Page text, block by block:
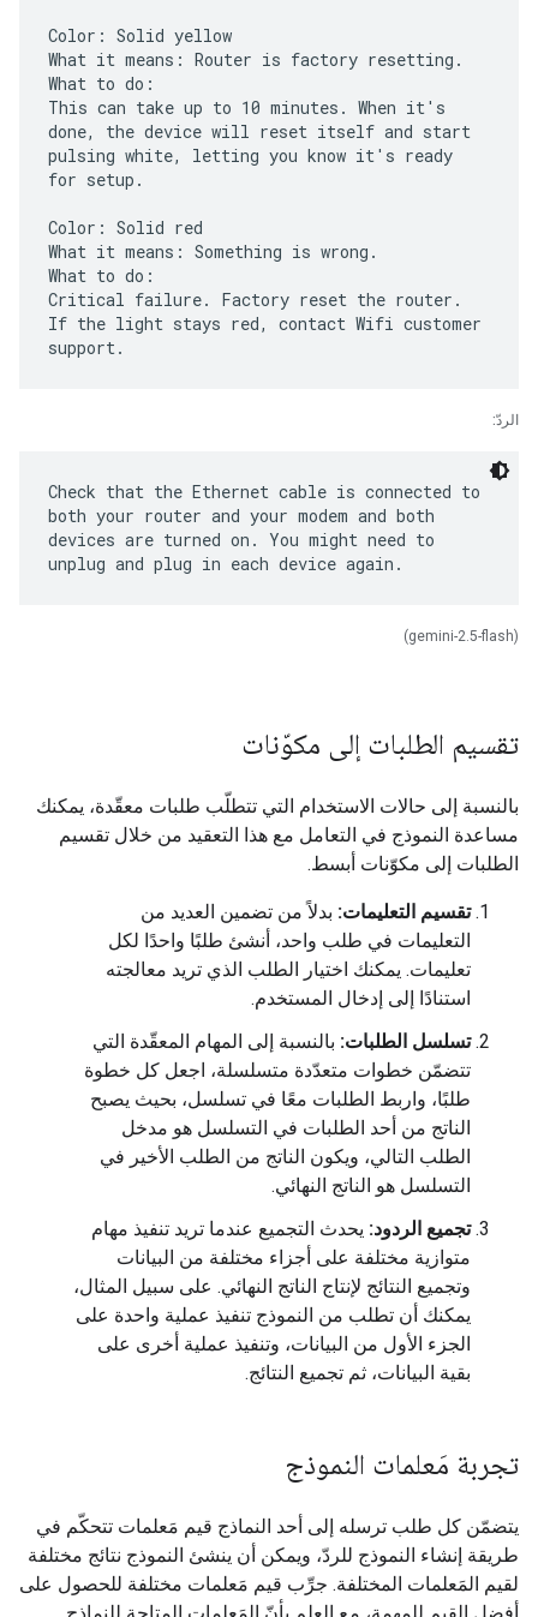
Color: Solid yellow
What it means: Router is factory resetting.
What to do:
This can take up to 10 minutes. When it's
done, the device will reset itself and start
pulsing white, letting you know it's ready
for setup.
Color: Solid red
What it means: Something is wrong.
What to do:
Critical failure. Factory reset the router.
If the light stays red, contact Wifi customer
الردّ:
Check that the Ethernet cable is connected to
both your router and your modem and both
devices are turned on. You might need to
(gemini-2.5-flash)
تقسيم الطلبات إلى مكوّنات
بالنسبة إلى حالات الاستخدام التي تتطلّب طلبات معقّدة، يمكنك
مساعدة النموذج في التعامل مع هذا التعقيد من خلال تقسيم
الطلبات إلى مكوّنات أبسط.
تقسيم التعليمات: بدلاً من تضمين العديد من
التعليمات في طلب واحد، أنشئ طلبًا واحدًا لكل
تعليمات. يمكنك اختيار الطلب الذي تريد معالجته
استنادًا إلى إدخال المستخدم.
تسلسل الطلبات: بالنسبة إلى المهام المعقّدة التي
تتضمّن خطوات متعدّدة متسلسلة، اجعل كل خطوة
طلبًا، واربط الطلبات معًا في تسلسل، بحيث يصبح
الناتج من أحد الطلبات في التسلسل هو مدخل
الطلب التالي، ويكون الناتج من الطلب الأخير في
التسلسل هو الناتج النهائي.
تجميع الردود: يحدث التجميع عندما تريد تنفيذ مهام
متوازية مختلفة على أجزاء مختلفة من البيانات
وتجميع النتائج لإنتاج الناتج النهائي. على سبيل المثال،
يمكنك أن تطلب من النموذج تنفيذ عملية واحدة على
الجزء الأول من البيانات، وتنفيذ عملية أخرى على
بقية البيانات، ثم تجميع النتائج.
تجربة مَعلمات النموذج
يتضمّن كل طلب ترسله إلى أحد النماذج قيم مَعلمات تتحكّم في
طريقة إنشاء النموذج للردّ، ويمكن أن ينشئ النموذج نتائج مختلفة
لقيم المَعلمات المختلفة. جرِّب قيم مَعلمات مختلفة للحصول على